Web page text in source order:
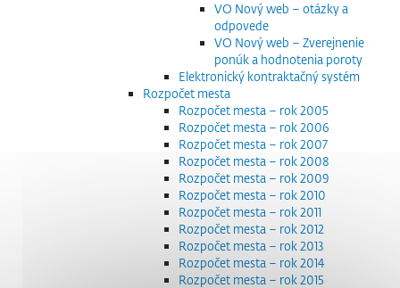
VO Nový web – otázky a
odpovede
VO Nový web – Zverejnenie
ponúk a hodnotenia poroty
Elektronický kontraktačný systém
Rozpočet mesta
Rozpočet mesta – rok 2005
Rozpočet mesta – rok 2006
Rozpočet mesta – rok 2007
Rozpočet mesta – rok 2008
Rozpočet mesta – rok 2009
Rozpočet mesta – rok 2010
Rozpočet mesta – rok 2011
Rozpočet mesta – rok 2012
Rozpočet mesta – rok 2013
Rozpočet mesta – rok 2014
Rozpočet mesta – rok 2015